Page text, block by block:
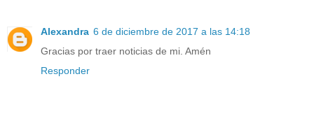
Alexandra 6 de diciembre de 2017 a las 14:18
Gracias por traer noticias de mi. Amén
Responder